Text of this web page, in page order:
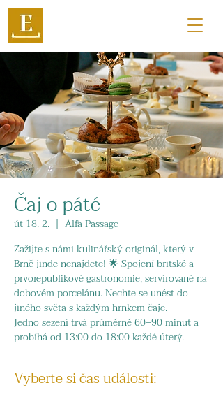
Čaj o páté
út 18. 2.
  |
Alfa Passage
Zažijte s námi kulinářský originál, který v
Brně jinde nenajdete! 🌟 Spojení britské a
prvorepublikové gastronomie, servírované na
dobovém porcelánu. Nechte se unést do
jiného světa s každým hrnkem čaje.
Jedno sezení trvá průměrně 60–90 minut a
probíhá od 13:00 do 18:00 každé úterý.
Vyberte si čas události: